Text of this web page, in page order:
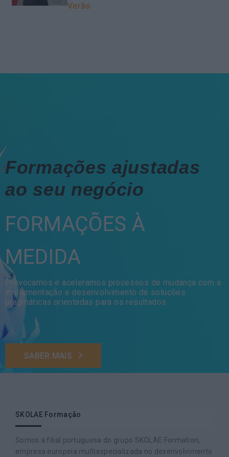
Verão
Formações ajustadas
ao seu negócio
FORMAÇÕES À
MEDIDA
Provocamos e aceleramos processos de mudança com a
implementação e desenvolvimento de soluções
pragmáticas orientadas para os resultados
SABER MAIS
SKOLAE Formação
Somos a filial portuguesa do grupo SKOLAE Formation,
empresa europeia multiespecializada no desenvolvimento